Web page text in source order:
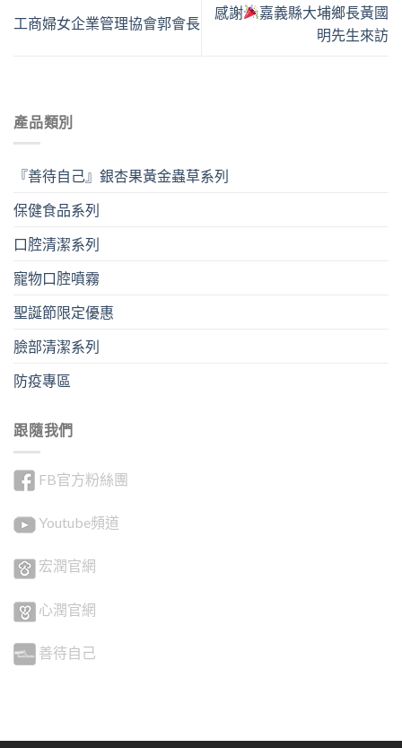
工商婦女企業管理協會郭會長
感謝
嘉義縣大埔鄉長黃國
明先生來訪
產品類別
『善待自己』銀杏果黃金蟲草系列
保健食品系列
口腔清潔系列
寵物口腔噴霧
聖誕節限定優惠
臉部清潔系列
防疫專區
跟隨我們
FB官方粉絲團
Youtube頻道
宏潤官網
心潤官網
善待自己